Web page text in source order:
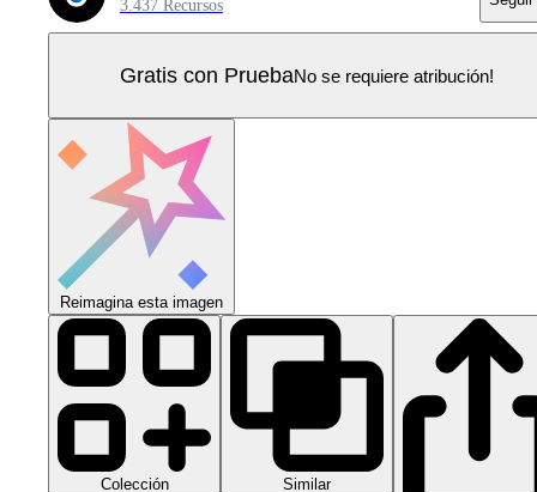
3.437 Recursos
Gratis con PruebaNo se requiere atribución!
Reimagina esta imagen
Colección Similar